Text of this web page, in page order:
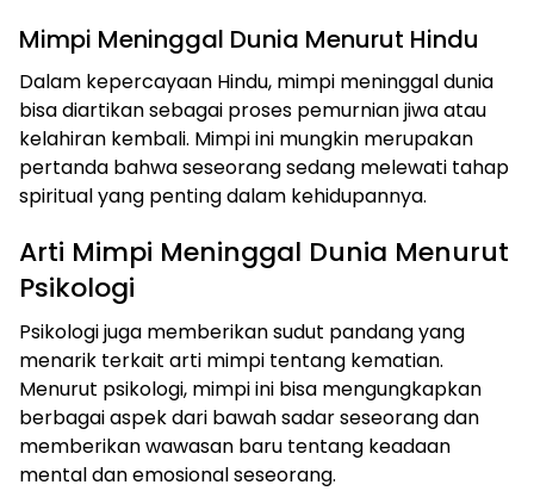
Mimpi Meninggal Dunia Menurut Hindu
Dalam kepercayaan Hindu, mimpi meninggal dunia
bisa diartikan sebagai proses pemurnian jiwa atau
kelahiran kembali. Mimpi ini mungkin merupakan
pertanda bahwa seseorang sedang melewati tahap
spiritual yang penting dalam kehidupannya.
Arti Mimpi Meninggal Dunia Menurut
Psikologi
Psikologi juga memberikan sudut pandang yang
menarik terkait arti mimpi tentang kematian.
Menurut psikologi, mimpi ini bisa mengungkapkan
berbagai aspek dari bawah sadar seseorang dan
memberikan wawasan baru tentang keadaan
mental dan emosional seseorang.